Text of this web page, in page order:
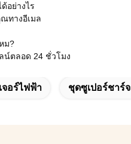
อย่างไร
ทางอีเมล
ม?
น์ตลอด 24 ชั่วโมง
จอร์ไฟฟ้า ชุดซูเปอร์ชาร์